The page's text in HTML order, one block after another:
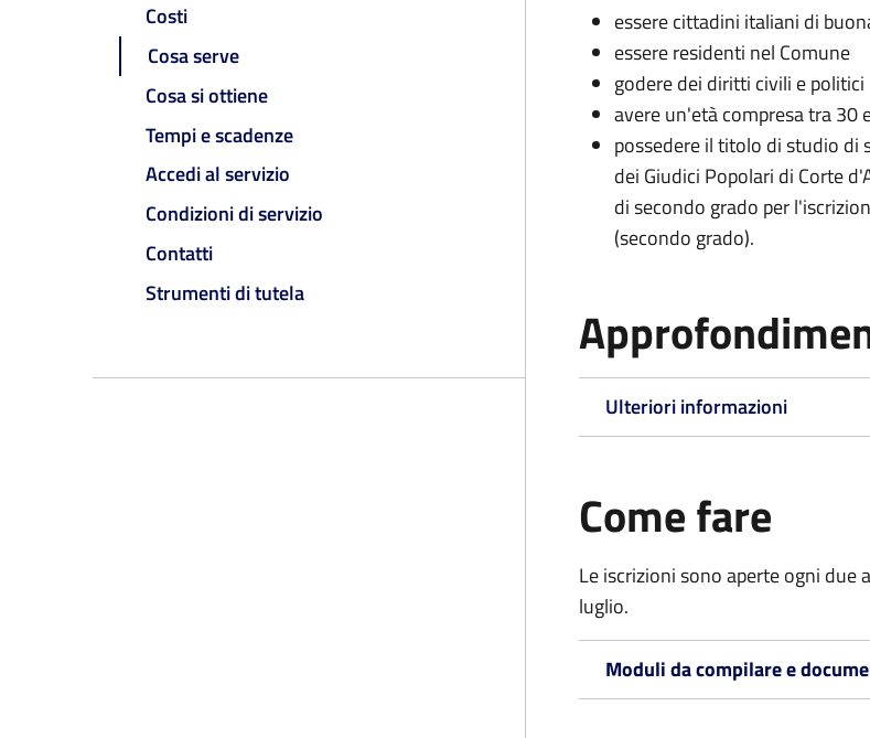
Costi
Cosa serve
Cosa si ottiene
Tempi e scadenze
Accedi al servizio
Condizioni di servizio
Contatti
Strumenti di tutela
essere cittadini italiani di
essere residenti nel Comune
godere dei diritti civili e politici
avere un'età compresa tra 30
possedere il titolo di studio di
dei Giudici Popolari di Corte
di secondo grado per
(secondo grado).
Ulteriori informazioni
Come fare
Le iscrizioni sono aperte ogni due
luglio.
Moduli da compilare e